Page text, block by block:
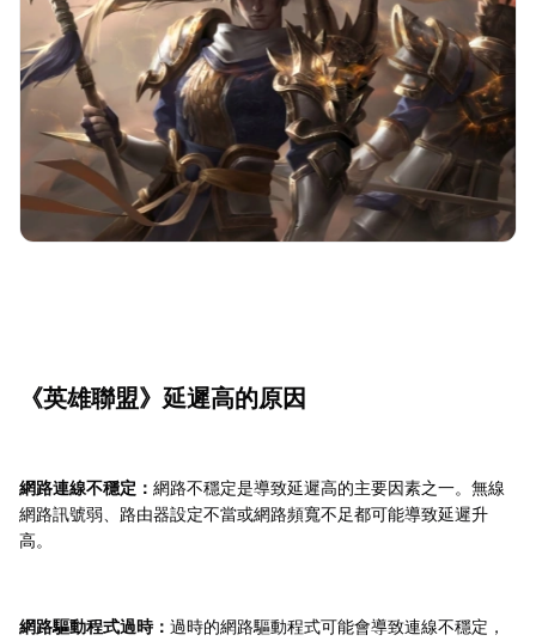
《英雄聯盟》延遲高的原因
網路連線不穩定： 網路不穩定是導致延遲高的主要因素之一。無線
網路訊號弱、路由器設定不當或網路頻寬不足都可能導致延遲升
高。
網路驅動程式過時： 過時的網路驅動程式可能會導致連線不穩定，